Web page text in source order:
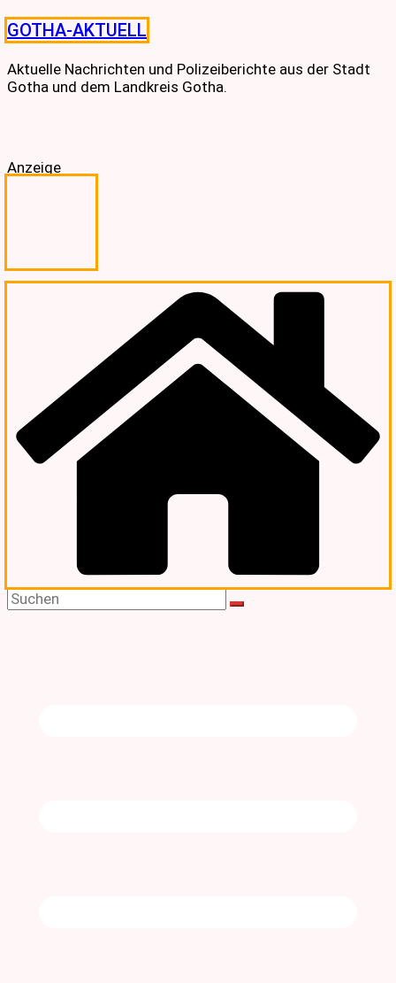
Skip
to
content
GOTHA-AKTUELL
Aktuelle Nachrichten und Polizeiberichte aus der Stadt
Gotha und dem Landkreis Gotha.
Anzeige